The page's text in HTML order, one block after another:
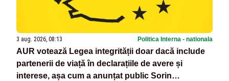
3 aug. 2026, 08:13 Politica Interna - nationala
AUR votează Legea integrității doar dacă include
partenerii de viață în declarațiile de avere și
interese, așa cum a anunțat public Sorin